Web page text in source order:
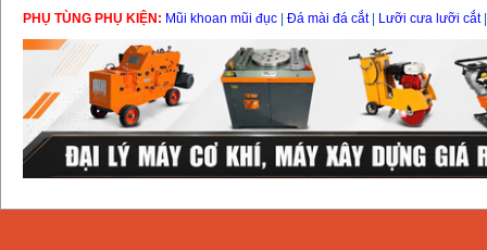
PHỤ TÙNG PHỤ KIỆN: Mũi khoan mũi đục Đá mài đá cắt| Lưỡi cưa lưỡi cắt